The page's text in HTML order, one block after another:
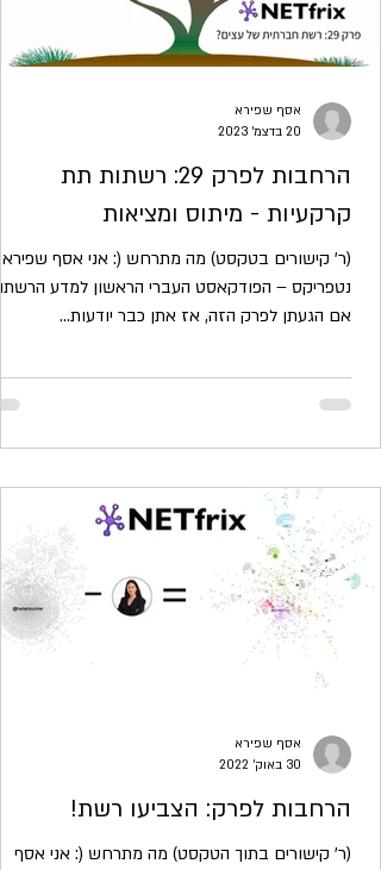
הרחבות לפרק 29: רשתות תת
קרקעיות - מיתוס ומציאות
(ר' קישורים בטקסט) מה מתרחש (: אני אסף שפירא
נטפריקס – הפודקאסט העברי הראשון למדע
אם הגעתן לפרק הזה, אז אתן כבר יודעות...
אסף שפירא
20 בדצמ׳ 2023
הרחבות לפרק: הצביעו רשת!
(ר' קישורים בתוך הטקסט) מה מתרחש (: אני אסף
אסף שפירא
30 באוק׳ 2022